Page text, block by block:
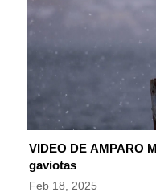
VIDEO DE AMPARO
gaviotas
Feb 18, 2025